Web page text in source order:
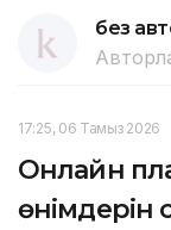
без
17:25, 06 Тамыз 2026
Онлайн